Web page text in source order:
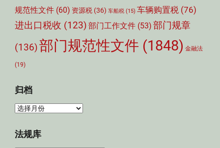
规范性文件 (60) 资源税 (36) 车船税 (15) 车辆购置税 (76)
进出口税收 (123) 部门工作文件 (53) 部门规章
(136)部门规范性文件 (1848) 金融法
(19)
归档
归
法规库